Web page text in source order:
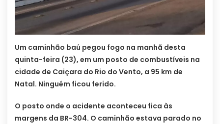
Um caminhão baú pegou fogo na manhã desta
quinta-feira (23), em um posto de combustíveis na
cidade de Caiçara do Rio do Vento, a 95 km de
Natal. Ninguém ficou ferido.
O posto onde o acidente aconteceu fica às
margens da BR-304. O caminhão estava parado no